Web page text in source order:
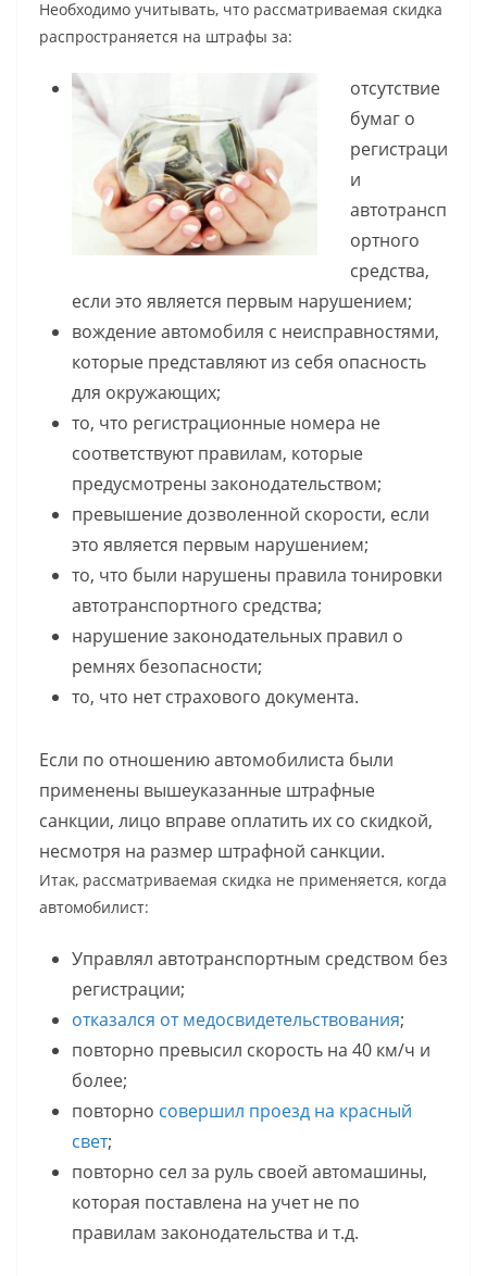
Необходимо учитывать, что рассматриваемая скидка
распространяется на штрафы за:
отсутствие
бумаг о
регистраци
и
автотрансп
ортного
средства,
если это является первым нарушением;
вождение автомобиля с неисправностями,
которые представляют из себя опасность
для окружающих;
то, что регистрационные номера не
соответствуют правилам, которые
предусмотрены законодательством;
превышение дозволенной скорости, если
это является первым нарушением;
то, что были нарушены правила тонировки
автотранспортного средства;
нарушение законодательных правил о
ремнях безопасности;
то, что нет страхового документа.
Если по отношению автомобилиста были
применены вышеуказанные штрафные
санкции, лицо вправе оплатить их со скидкой,
несмотря на размер штрафной санкции.
Итак, рассматриваемая скидка не применяется, когда
автомобилист:
Управлял автотранспортным средством без
регистрации;
отказался от медосвидетельствования;
повторно превысил скорость на 40 км/ч и
более;
повторно совершил проезд на красный
свет;
повторно сел за руль своей автомашины,
которая поставлена на учет не по
правилам законодательства и т.д.